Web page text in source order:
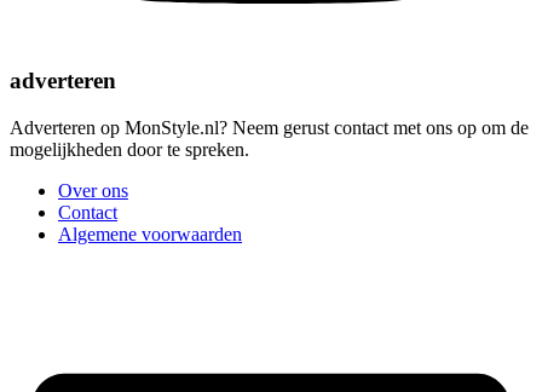
adverteren
Adverteren op MonStyle.nl? Neem gerust contact met ons op om de
mogelijkheden door te spreken.
Over ons
Contact
Algemene voorwaarden